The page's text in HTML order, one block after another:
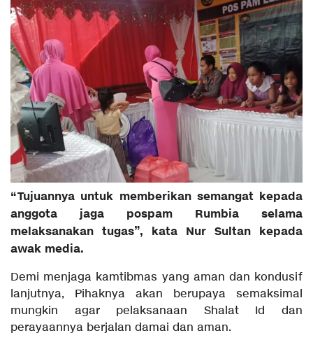
“Tujuannya untuk memberikan semangat kepada
anggota jaga pospam Rumbia selama
melaksanakan tugas”, kata Nur Sultan kepada
awak media.
Demi menjaga kamtibmas yang aman dan kondusif
lanjutnya, Pihaknya akan berupaya semaksimal
mungkin agar pelaksanaan Shalat Id dan
perayaannya berjalan damai dan aman.